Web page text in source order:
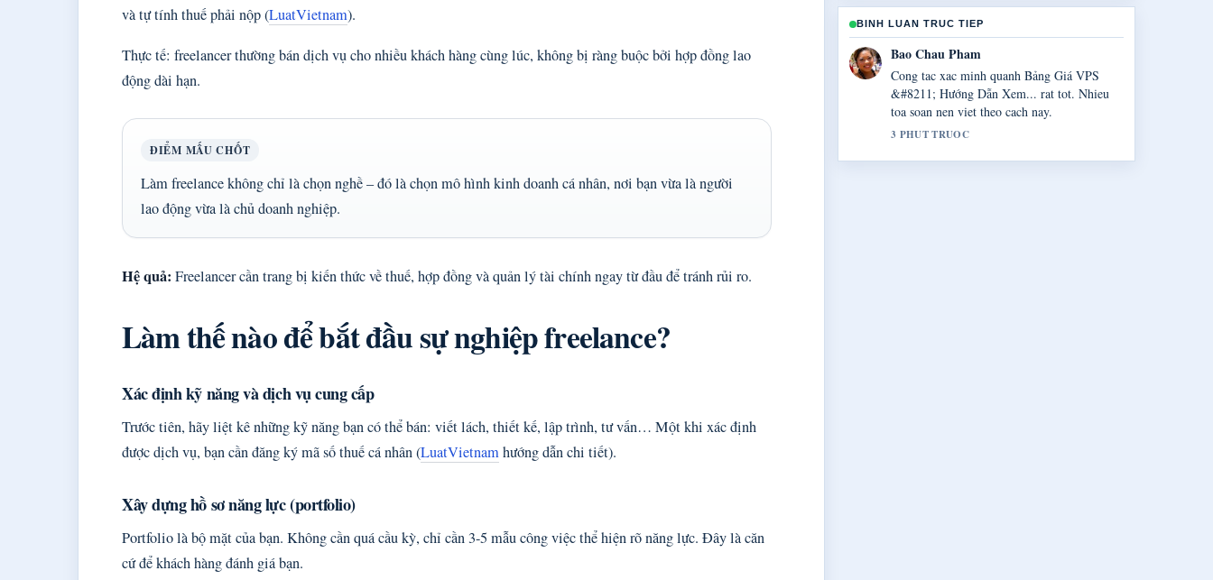
và tự tính thuế phải nộp (LuatVietnam).
Thực tế: freelancer thường bán dịch vụ cho nhiều khách hàng cùng lúc, không bị ràng buộc bởi hợp đồng lao
động dài hạn.
ĐIỂM MẤU CHỐT
Làm freelance không chỉ là chọn nghề – đó là chọn mô hình kinh doanh cá nhân, nơi bạn vừa là người
lao động vừa là chủ doanh nghiệp.
Hệ quả: Freelancer cần trang bị kiến thức về thuế, hợp đồng và quản lý tài chính ngay từ đầu để tránh rủi ro.
Làm thế nào để bắt đầu sự nghiệp freelance?
Xác định kỹ năng và dịch vụ cung cấp
Trước tiên, hãy liệt kê những kỹ năng bạn có thể bán: viết lách, thiết kế, lập trình, tư vấn… Một khi xác định
được dịch vụ, bạn cần đăng ký mã số thuế cá nhân (LuatVietnamhướng dẫn chi tiết).
Xây dựng hồ sơ năng lực (portfolio)
Portfolio là bộ mặt của bạn. Không cần quá cầu kỳ, chỉ cần 3-5 mẫu công việc thể hiện rõ năng lực. Đây là căn
cứ để khách hàng đánh giá bạn.
BINH LUAN TRUC TIEP
Quang Huy Vo
Tong hop rat tot ve 90min.net.vn: Đánh giá
độ tin cậy trang.... Day la ban tom tat ro
rang nhat toi thay hom nay.
5 PHUT TRUOC